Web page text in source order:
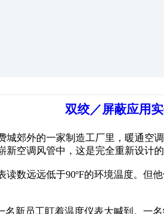
双绞／屏蔽应用
城郊外的一家制造工厂里，暖通空
新空调风管中，这是完全重新设计
读数远远低于90ºF的环境温度。但
名新员工盯着温度仪表大喊到。一